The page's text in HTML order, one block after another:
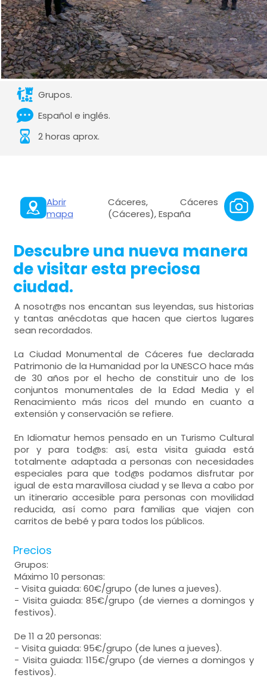
Grupos.
Español e inglés.
2 horas aprox.
Abrir
mapa
Cáceres, Cáceres
(Cáceres), España
Descubre una nueva manera
de visitar esta preciosa
ciudad.
A nosotr@s nos encantan sus leyendas, sus historias
y tantas anécdotas que hacen que ciertos lugares
sean recordados.
La Ciudad Monumental de Cáceres fue declarada
Patrimonio de la Humanidad por la UNESCO hace más
de 30 años por el hecho de constituir uno de los
conjuntos monumentales de la Edad Media y el
Renacimiento más ricos del mundo en cuanto a
extensión y conservación se refiere.
En Idiomatur hemos pensado en un Turismo Cultural
por y para tod@s: así, esta visita guiada está
totalmente adaptada a personas con necesidades
especiales para que tod@s podamos disfrutar por
igual de esta maravillosa ciudad y se lleva a cabo por
un itinerario accesible para personas con movilidad
reducida, así como para familias que viajen con
carritos de bebé y para todos los públicos.
Precios
Grupos:
Máximo 10 personas:
- Visita guiada: 60€/grupo (de lunes a jueves).
- Visita guiada: 85€/grupo (de viernes a domingos y
festivos).
De 11 a 20 personas:
- Visita guiada: 95€/grupo (de lunes a jueves).
- Visita guiada: 115€/grupo (de viernes a domingos y
festivos).